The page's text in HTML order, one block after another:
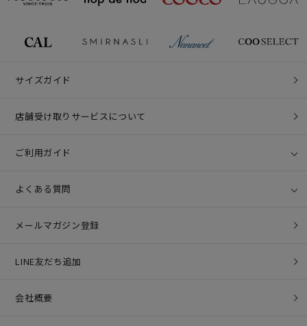
サイズガイド
店舗受け取りサービスについて
ご利用ガイド
よくある質問
メールマガジン登録
LINE友だち追加
会社概要